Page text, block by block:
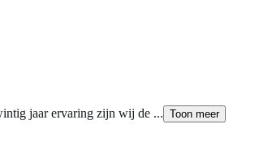
jaar ervaring zijn wij de ... Toon meer